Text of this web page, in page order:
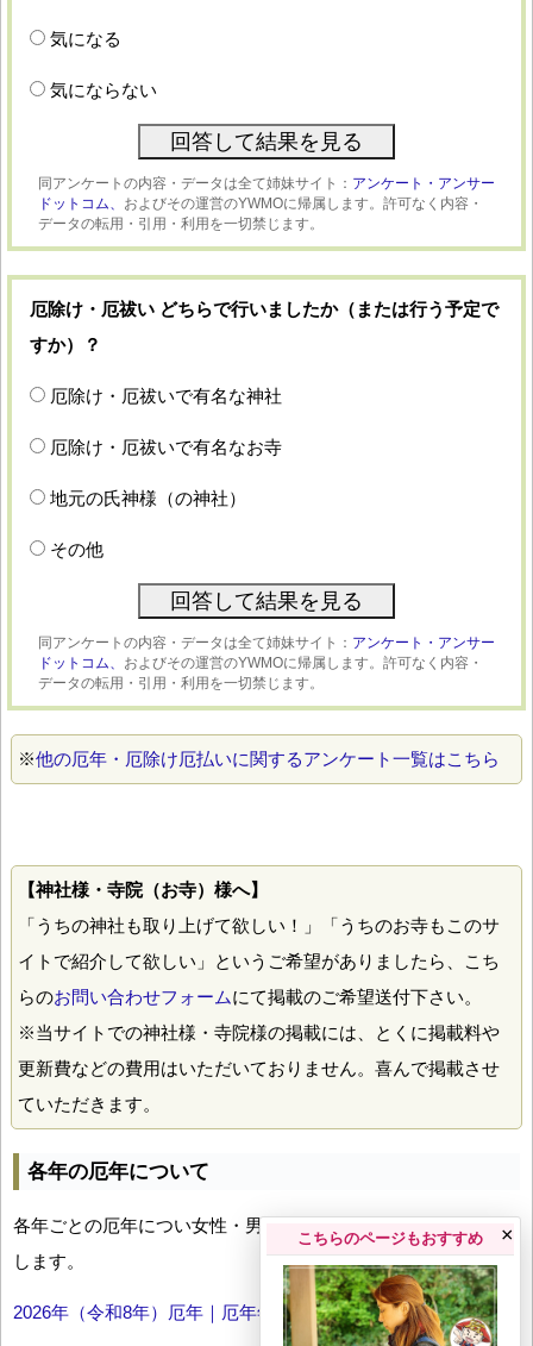
気になる
気にならない
同アンケートの内容・データは全て姉妹サイト： アンケート・アンサー
ドットコム、 およびその運営のYWMOに帰属します。許可なく内容・
データの転用・引用・利用を一切禁じます。
厄除け・厄祓い どちらで行いましたか（または行う予定で
すか）？
厄除け・厄祓いで有名な神社
厄除け・厄祓いで有名なお寺
地元の氏神様（の神社）
その他
同アンケートの内容・データは全て姉妹サイト： アンケート・アンサー
ドットコム、 およびその運営のYWMOに帰属します。許可なく内容・
データの転用・引用・利用を一切禁じます。
※他の厄年・厄除け厄払いに関するアンケート一覧はこちら
【神社様・寺院（お寺）様へ】
「うちの神社も取り上げて欲しい！」「うちのお寺もこのサ
イトで紹介して欲しい」というご希望がありましたら、こち
らのお問い合わせフォームにて掲載のご希望送付下さい。
※当サイトでの神社様・寺院様の掲載には、とくに掲載料や
更新費などの費用はいただいておりません。喜んで掲載させ
ていただきます。
各年の厄年について
各年ごとの厄年につい女性・男性の年齢早見表とともにお伝え
します。
2026年（令和8年）厄年｜厄年年齢早見表
こちらのページもおすすめ ×